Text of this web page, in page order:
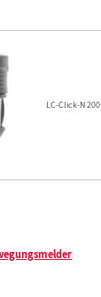
LC-Click-N 200